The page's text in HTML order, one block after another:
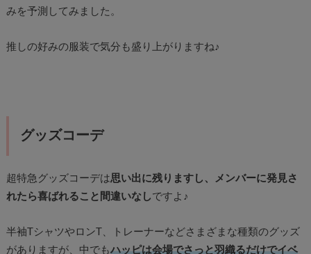
みを予測してみました。
推しの好みの服装で気分も盛り上がりますね♪
グッズコーデ
超特急グッズコーデは思い出に残りますし、メンバーに発見さ
れたら喜ばれること間違いなし ですよ♪
半袖TシャツやロンT、トレーナーなどさまざまな種類のグッズ
がありますが、中でもハッピは会場でさっと羽織るだけでイベ